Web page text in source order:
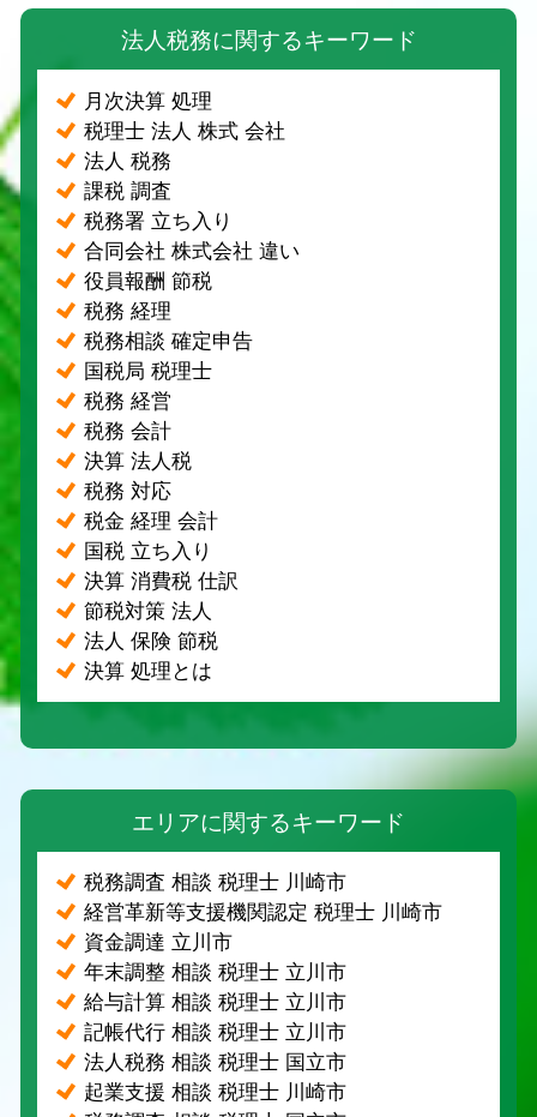
法人税務に関するキーワード
月次決算 処理
税理士 法人 株式 会社
法人 税務
課税 調査
税務署 立ち入り
合同会社 株式会社 違い
役員報酬 節税
税務 経理
税務相談 確定申告
国税局 税理士
税務 経営
税務 会計
決算 法人税
税務 対応
税金 経理 会計
国税 立ち入り
決算 消費税 仕訳
節税対策 法人
法人 保険 節税
決算 処理とは
エリアに関するキーワード
税務調査 相談 税理士 川崎市
経営革新等支援機関認定 税理士 川崎市
資金調達 立川市
年末調整 相談 税理士 立川市
給与計算 相談 税理士 立川市
記帳代行 相談 税理士 立川市
法人税務 相談 税理士 国立市
起業支援 相談 税理士 川崎市